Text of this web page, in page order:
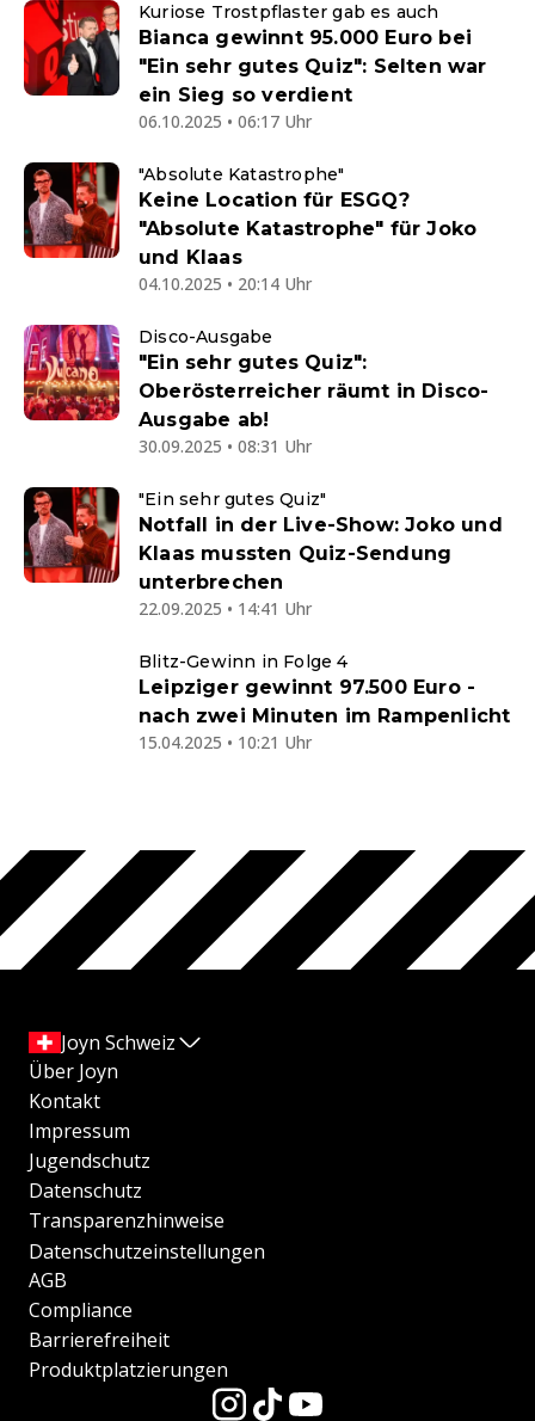
Kuriose Trostpflaster gab es auch
Bianca gewinnt 95.000 Euro bei
"Ein sehr gutes Quiz": Selten war
ein Sieg so verdient
06.10.2025 • 06:17 Uhr
"Absolute Katastrophe"
Keine Location für ESGQ?
"Absolute Katastrophe" für Joko
und Klaas
04.10.2025 • 20:14 Uhr
Disco-Ausgabe
"Ein sehr gutes Quiz":
Oberösterreicher räumt in Disco-
Ausgabe ab!
30.09.2025 • 08:31 Uhr
"Ein sehr gutes Quiz"
Notfall in der Live-Show: Joko und
Klaas mussten Quiz-Sendung
unterbrechen
22.09.2025 • 14:41 Uhr
Blitz-Gewinn in Folge 4
Leipziger gewinnt 97.500 Euro -
nach zwei Minuten im Rampenlicht
15.04.2025 • 10:21 Uhr
Joyn Schweiz
Über Joyn
Kontakt
Impressum
Jugendschutz
Datenschutz
Transparenzhinweise
Datenschutzeinstellungen
AGB
Compliance
Barrierefreiheit
Produktplatzierungen